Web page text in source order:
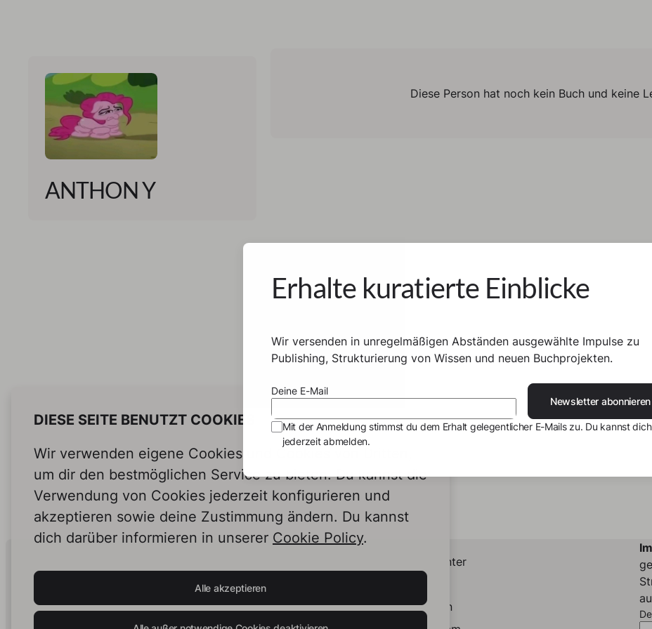
ANTHON Y
Diese Person hat noch kein Buch und keine
DIESE SEITE BENUTZT COOKIES
Wir verwenden eigene Cookies und Cookies von Dritten,
um dir den bestmöglichen Service zu bieten. Du kannst die
Verwendung von Cookies jederzeit konfigurieren und
akzeptieren sowie deine Zustimmung ändern. Du kannst
dich darüber informieren in unserer Cookie Policy.
Alle akzeptieren
Human Intelligence.
In Print.
Helpcenter
LinkedIn
Erhalte kuratierte Einblicke
Wir versenden in unregelmäßigen Abständen ausgewählte Impulse zu
Publishing, Strukturierung von Wissen und neuen Buchprojekten.
Deine E-Mail
Newsletter abonnieren
Mit der Anmeldung stimmst du dem Erhalt gelegentlicher E-Mails zu. Du kannst dich
jederzeit abmelden.